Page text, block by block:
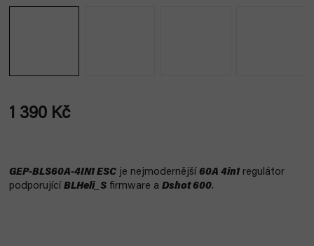
1 390 Kč
GEP-BLS60A-4IN1 ESC je nejmodernější 60A 4in1 regulátor
podporující BLHeli_S firmware a Dshot 600.